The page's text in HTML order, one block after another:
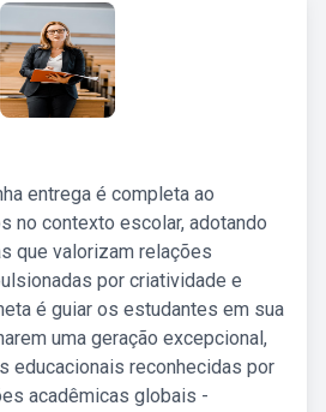
entrega é completa ao
no contexto escolar, adotando
que valorizam relações
por criatividade e
é guiar os estudantes em sua
uma geração excepcional,
educacionais reconhecidas por
acadêmicas globais -